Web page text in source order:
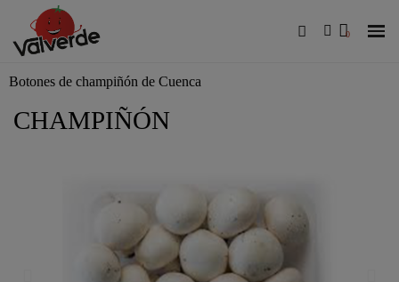
Botones de champiñón de Cuenca
CHAMPIÑÓN